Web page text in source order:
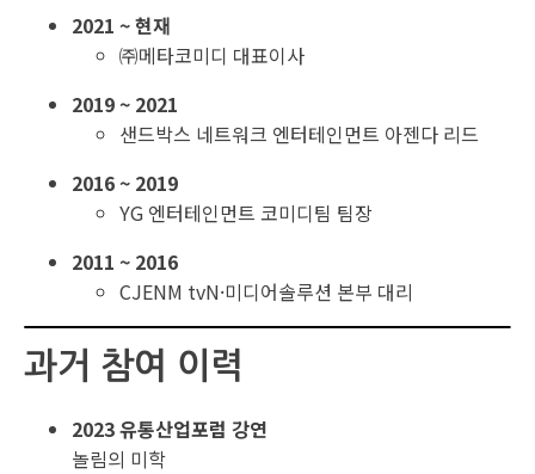
2021 ~ 현재
㈜메타코미디 대표이사
2019 ~ 2021
샌드박스 네트워크 엔터테인먼트 아젠다 리드
2016 ~ 2019
YG 엔터테인먼트 코미디팀 팀장
2011 ~ 2016
CJENM tvN·미디어솔루션 본부 대리
과거 참여 이력
2023 유통산업포럼 강연
놀림의 미학